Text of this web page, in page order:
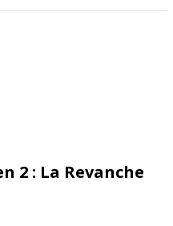
2 : La Revanche